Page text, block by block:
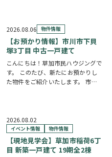
2026.08.06 物件情報
【お預かり情報】市川市下貝
塚3丁目 中古一戸建て
こんにちは！草加市民ハウジングで
す。 このたび、新たにお預かりし
た物件をご紹介いたします。 市川
https://www.century21soka.com/st/
2026.08.02
イベント情報 物件情報
【現地見学会】草加市稲荷6丁
目 新築一戸建て 19期全2棟